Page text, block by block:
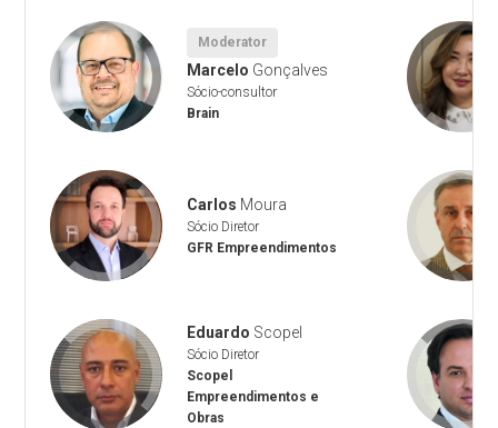
Moderator
Marcelo Gonçalves
Sócio-consultor
Brain
Carlos Moura
Sócio Diretor
GFR Empreendimentos
Eduardo Scopel
Sócio Diretor
Scopel
Empreendimentos e
Obras